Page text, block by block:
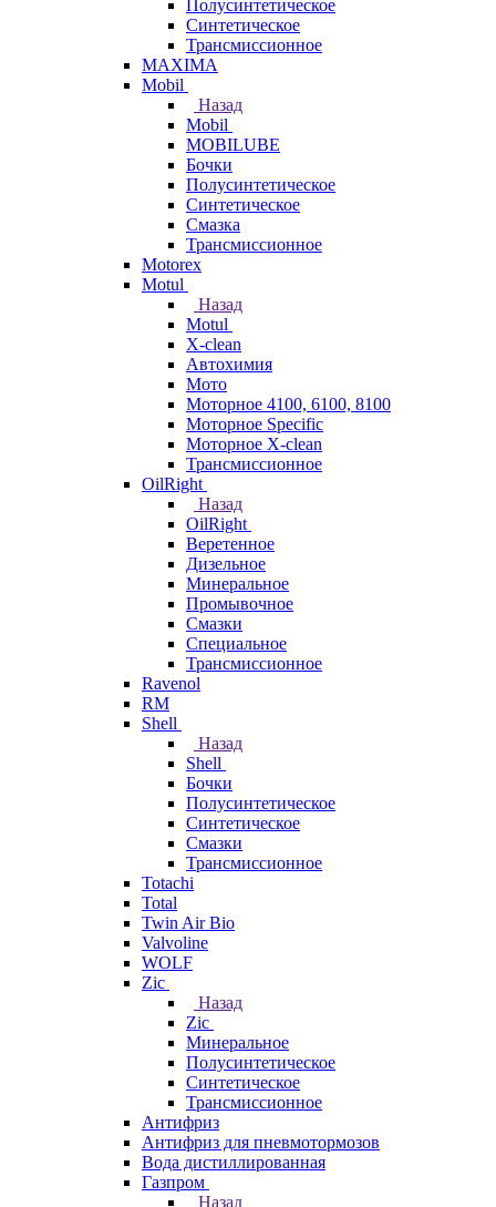
Полусинтетическое
Синтетическое
Трансмиссионное
MAXIMA
Mobil
Назад
Mobil
MOBILUBE
Бочки
Полусинтетическое
Синтетическое
Смазка
Трансмиссионное
Motorex
Motul
Назад
Motul
X-clean
Автохимия
Мото
Моторное 4100, 6100, 8100
Моторное Specific
Моторное X-clean
Трансмиссионное
OilRight
Назад
OilRight
Веретенное
Дизельное
Минеральное
Промывочное
Смазки
Специальное
Трансмиссионное
Ravenol
RM
Shell
Назад
Shell
Бочки
Полусинтетическое
Синтетическое
Смазки
Трансмиссионное
Totachi
Total
Twin Air Bio
Valvoline
WOLF
Zic
Назад
Zic
Минеральное
Полусинтетическое
Синтетическое
Трансмиссионное
Антифриз
Антифриз для пневмотормозов
Вода дистиллированная
Газпром
Назад